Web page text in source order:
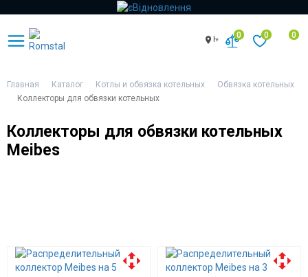
Киев 0 0 0
Главная Каталог Котлы и обвязка котельных
Обвязка котельных
Коллекторы для обвязки котельных
Коллекторы для обвязки котельных
Meibes